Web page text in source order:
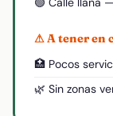
⚠ A tener en
🏥 Pocos
🌿 Sin zonas